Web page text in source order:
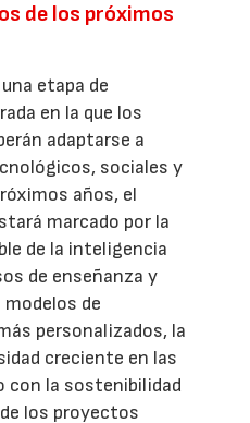
de los próximos
etapa de
en la que los
adaptarse a
sociales y
años, el
marcado por la
de la inteligencia
de enseñanza y
de
personalizados, la
creciente en las
con la sostenibilidad
los proyectos